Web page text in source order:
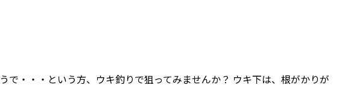
・・・という方、ウキ釣りで狙ってみませんか？ ウキ下は、根がかりが